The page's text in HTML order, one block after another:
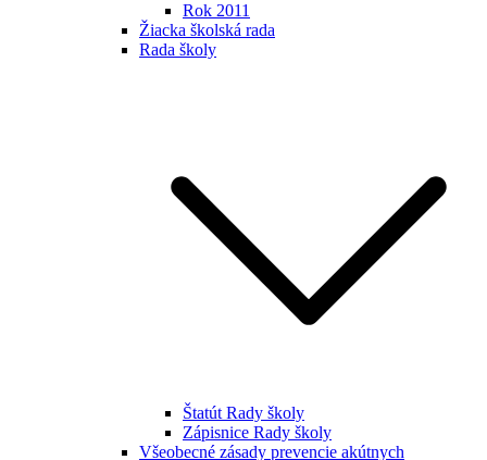
Rok 2011
Žiacka školská rada
Rada školy
Štatút Rady školy
Zápisnice Rady školy
Všeobecné zásady prevencie akútnych